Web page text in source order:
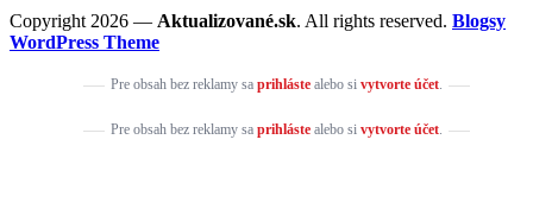
Copyright 2026 — Aktualizované.sk. All rights reserved. Blogsy
WordPress Theme
Pre obsah bez reklamy sa prihlástealebo si vytvorte účet.